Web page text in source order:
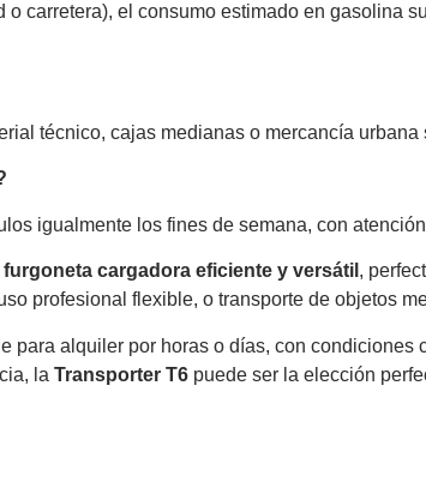
carretera), el consumo estimado en gasolina
técnico, cajas medianas o mercancía
igualmente los fines de semana, con
furgoneta cargadora eficiente y versátil ,
profesional flexible, o transporte de objetos
para alquiler por horas o días, con
la Transporter T6 puede ser la elección